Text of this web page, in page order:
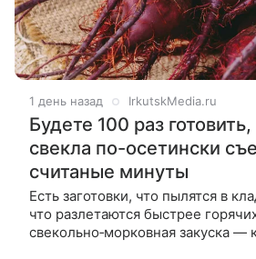
1 день назад IrkutskMedia.ru
Будете 100 раз
свекла по-осетински
считаные минуты
Есть заготовки, что пылятся в
что разлетаются быстрее
свекольно‑морковная закуска —